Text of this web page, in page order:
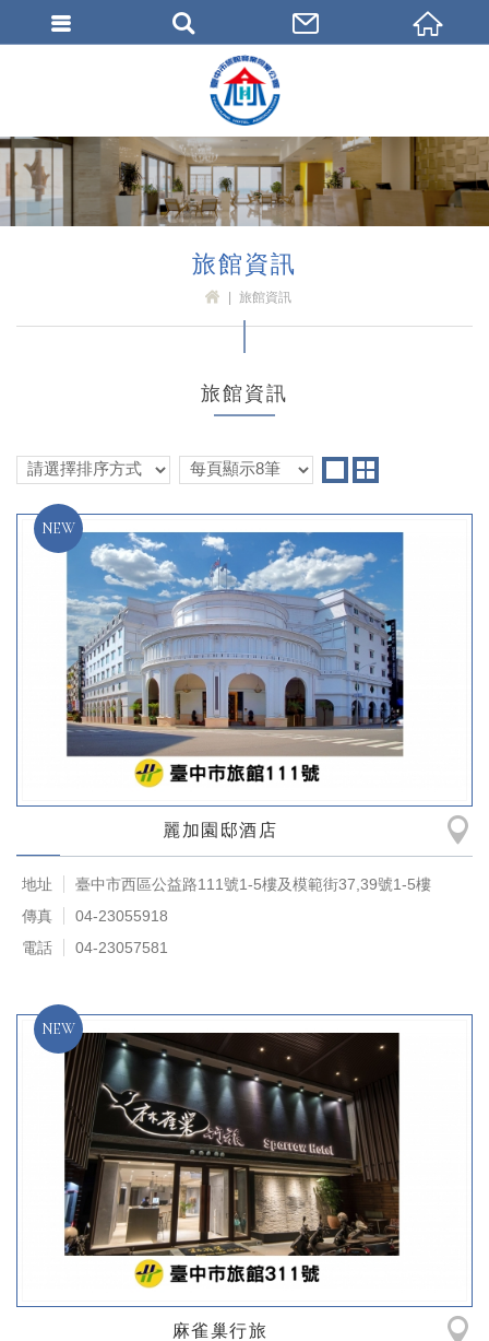
旅館資訊
旅館資訊
旅館資訊
麗加園邸酒店
地址
臺中市西區公益路111號1-5樓及模範街37,39號1-5樓
傳真
04-23055918
電話
04-23057581
麻雀巢行旅